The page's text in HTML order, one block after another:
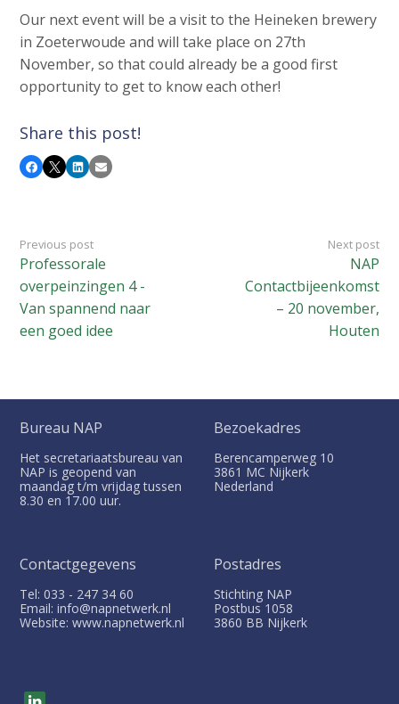
Our next event will be a visit to the Heineken brewery
in Zoeterwoude and will take place on 27th
November, so that could already be a good first
opportunity to get to know each other!
Share this post!
Facebook
X LinkedIn
Email
Previous post
Professorale
overpeinzingen 4 -
Van spannend naar
een goed idee
Next post
NAP
Contactbijeenkomst
– 20 november,
Houten
Bureau NAP
Het secretariaatsbureau van
NAP is geopend van
maandag t/m vrijdag tussen
8.30 en 17.00 uur.
Bezoekadres
Berencamperweg 10
3861 MC Nijkerk
Nederland
Contactgegevens
Tel: 033 - 247 34 60
Email: info@napnetwerk.nl
Website: www.napnetwerk.nl
Postadres
Stichting NAP
Postbus 1058
3860 BB Nijkerk
V